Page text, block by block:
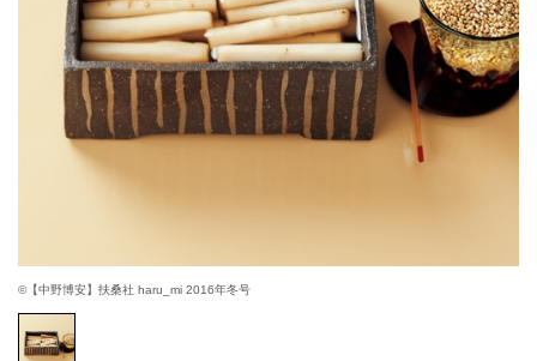
©【中野博安】扶桑社 haru_mi 2016年冬号